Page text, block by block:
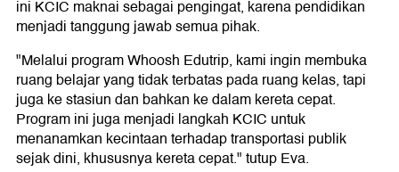
ini KCIC maknai sebagai pengingat, karena pendidikan
menjadi tanggung jawab semua pihak.
"Melalui program Whoosh Edutrip, kami ingin membuka
ruang belajar yang tidak terbatas pada ruang kelas, tapi
juga ke stasiun dan bahkan ke dalam kereta cepat.
Program ini juga menjadi langkah KCIC untuk
menanamkan kecintaan terhadap transportasi publik
sejak dini, khususnya kereta cepat." tutup Eva.